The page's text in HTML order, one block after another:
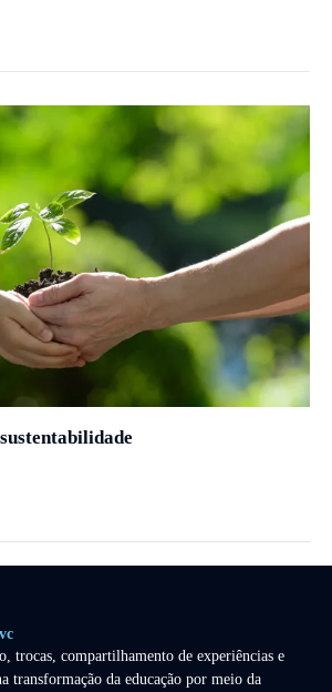
trocas, compartilhamento de experiências e
transformação da educação por meio da